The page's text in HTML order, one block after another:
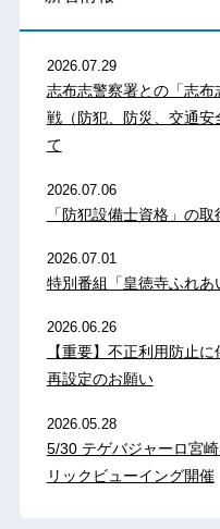
2026.07.29
志布志警察署との「志
戦（防犯、防災、交通
て
2026.07.06
「防犯設備士資格」の
2026.07.01
特別番組「皇徳寺ふれあ
2026.06.26
【重要】不正利用防止
再設定のお願い
2026.05.28
5/30 テゲバジャーロ宮
リックビューイング開催